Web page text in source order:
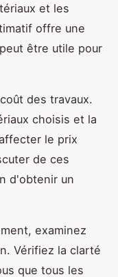
et les
offre une
être utile pour
des travaux.
choisis et la
le prix
de ces
d'obtenir un
examinez
Vérifiez la clarté
que tous les